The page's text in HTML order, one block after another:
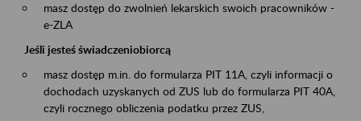
masz dostęp do zwolnień lekarskich swoich pracowników -
e-ZLA
Jeśli jesteś świadczeniobiorcą
masz dostęp m.in. do formularza PIT 11A, czyli informacji o
dochodach uzyskanych od ZUS lub do formularza PIT 40A,
czyli rocznego obliczenia podatku przez ZUS,